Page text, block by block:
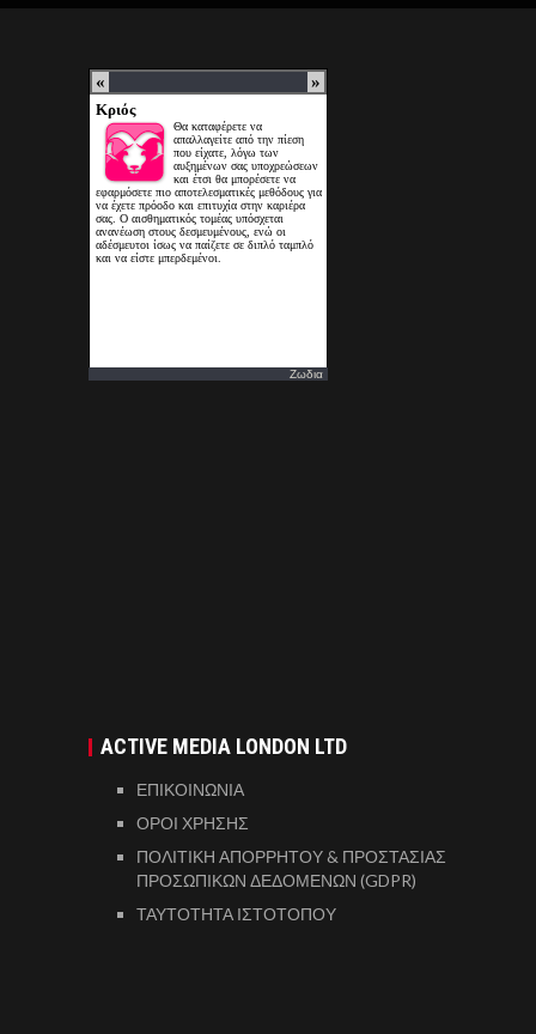
Ζωδια
ACTIVE MEDIA LONDON LTD
ΕΠΙΚΟΙΝΩΝΙΑ
ΟΡΟΙ ΧΡΗΣΗΣ
ΠΟΛΙΤΙΚΗ ΑΠΟΡΡΗΤΟΥ & ΠΡΟΣΤΑΣΙΑΣ
ΠΡΟΣΩΠΙΚΩΝ ΔΕΔΟΜΕΝΩΝ (GDPR)
ΤΑΥΤΟΤΗΤΑ ΙΣΤΟΤΟΠΟΥ